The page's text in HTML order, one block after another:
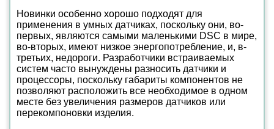
Новинки особенно хорошо подходят для
применения в умных датчиках, поскольку они, во-
первых, являются самыми маленькими DSC в мире,
во-вторых, имеют низкое энергопотребление, и, в-
третьих, недороги. Разработчики встраиваемых
систем часто вынуждены разносить датчики и
процессоры, поскольку габариты компонентов не
позволяют расположить все необходимое в одном
месте без увеличения размеров датчиков или
перекомпоновки изделия.